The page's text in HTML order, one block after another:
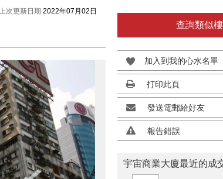
次更新日期 2022年07月02日
查詢類似
加入到我的心水名單
打印此頁
發送電郵給好友
報告錯誤
宇宙商業大廈最近的成